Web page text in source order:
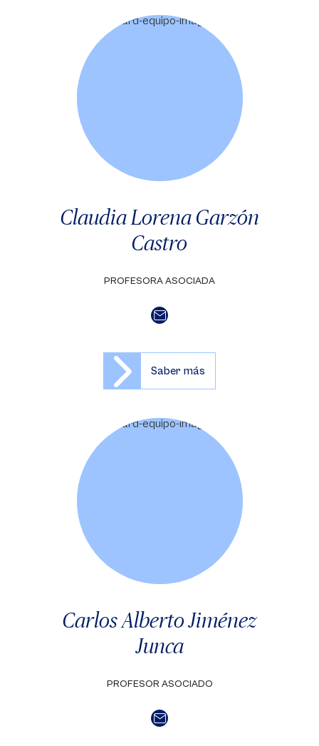
Claudia Lorena Garzón
Castro
PROFESORA ASOCIADA
Saber más
Carlos Alberto Jiménez
Junca
PROFESOR ASOCIADO